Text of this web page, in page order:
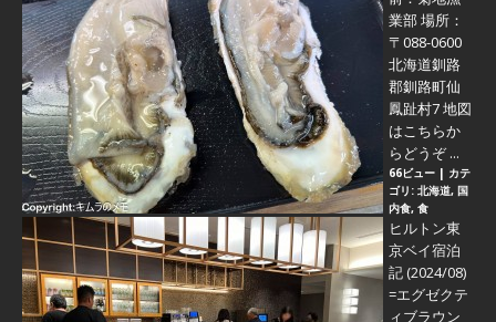
業部 場所：
〒088-0600
北海道釧路
郡釧路町仙
鳳趾村7 地図
はこちらか
らどうぞ ...
66ビュー | カテ
ゴリ: 北海道, 国
内食, 食
ヒルトン東
京ベイ宿泊
記 (2024/08)
=エグゼクテ
ィブラウン